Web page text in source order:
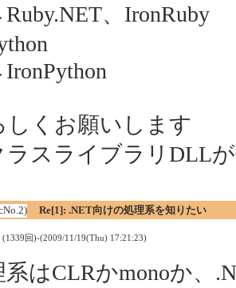
、IronRuby
しくお願いします
スライブラリDLL
Re[1]: .NET向けの処理系を知りたい
(1339回)-(2009/11/19(Thu) 17:21:23)
系はCLRかmonoか、